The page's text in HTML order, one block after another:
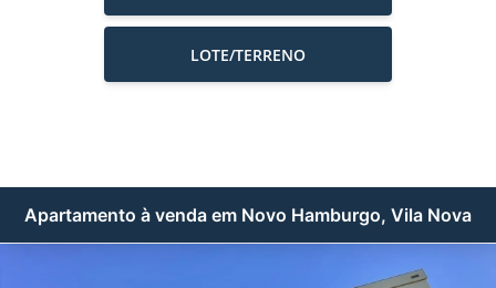
LOTE/TERRENO
Apartamento à venda em Novo Hamburgo, Vila Nova